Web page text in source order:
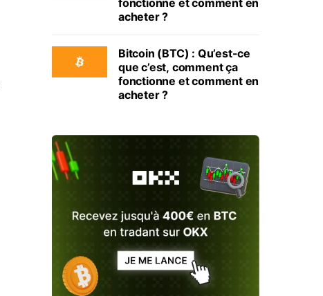
fonctionne et comment en
acheter ?
Bitcoin (BTC) : Qu’est-ce
que c’est, comment ça
fonctionne et comment en
acheter ?